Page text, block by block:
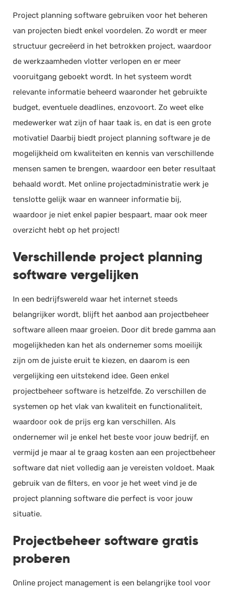
Project planning software gebruiken voor het beheren
van projecten biedt enkel voordelen. Zo wordt er meer
structuur gecreëerd in het betrokken project, waardoor
de werkzaamheden vlotter verlopen en er meer
vooruitgang geboekt wordt. In het systeem wordt
relevante informatie beheerd waaronder het gebruikte
budget, eventuele deadlines, enzovoort. Zo weet elke
medewerker wat zijn of haar taak is, en dat is een grote
motivatie! Daarbij biedt project planning software je de
mogelijkheid om kwaliteiten en kennis van verschillende
mensen samen te brengen, waardoor een beter resultaat
behaald wordt. Met online projectadministratie werk je
tenslotte gelijk waar en wanneer informatie bij,
waardoor je niet enkel papier bespaart, maar ook meer
overzicht hebt op het project!
Verschillende project planning
software vergelijken
In een bedrijfswereld waar het internet steeds
belangrijker wordt, blijft het aanbod aan projectbeheer
software alleen maar groeien. Door dit brede gamma aan
mogelijkheden kan het als ondernemer soms moeilijk
zijn om de juiste eruit te kiezen, en daarom is een
vergelijking een uitstekend idee. Geen enkel
projectbeheer software is hetzelfde. Zo verschillen de
systemen op het vlak van kwaliteit en functionaliteit,
waardoor ook de prijs erg kan verschillen. Als
ondernemer wil je enkel het beste voor jouw bedrijf, en
vermijd je maar al te graag kosten aan een projectbeheer
software dat niet volledig aan je vereisten voldoet. Maak
gebruik van de filters, en voor je het weet vind je de
project planning software die perfect is voor jouw
situatie.
Projectbeheer software gratis
proberen
Online project management is een belangrijke tool voor